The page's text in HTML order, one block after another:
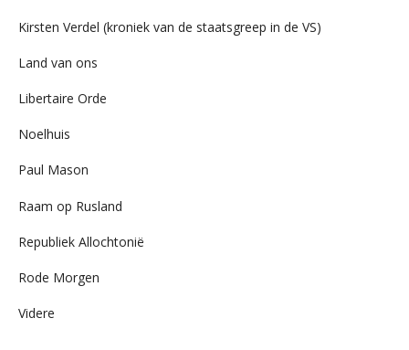
Kirsten Verdel (kroniek van de staatsgreep in de VS)
Land van ons
Libertaire Orde
Noelhuis
Paul Mason
Raam op Rusland
Republiek Allochtonië
Rode Morgen
Videre